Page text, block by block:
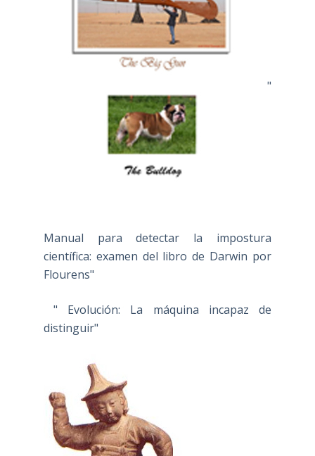
"
Manual para detectar la impostura
científica: examen del libro de Darwin por
Flourens"
" Evolución: La máquina incapaz de
distinguir"